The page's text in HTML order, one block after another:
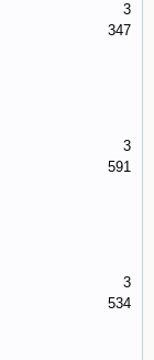
3
347
3
591
3
534